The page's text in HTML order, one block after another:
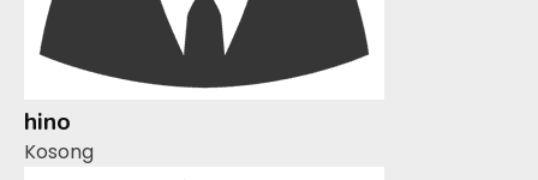
hino
Kosong